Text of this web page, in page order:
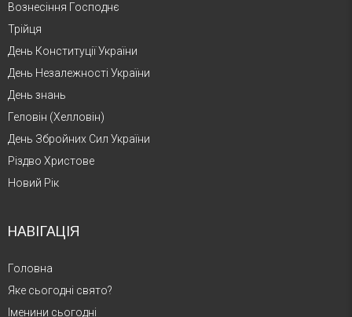
Вознесіння Господнє
Трійця
День Конституції України
День Незалежності України
День знань
Геловін (Хелловін)
День Збройних Сил України
Різдво Христове
Новий Рік
НАВІГАЦІЯ
Головна
Яке сьогодні свято?
Іменини сьогодні